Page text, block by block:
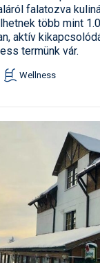
falatozva
több mint
aktív
termünk vár.
Wellness